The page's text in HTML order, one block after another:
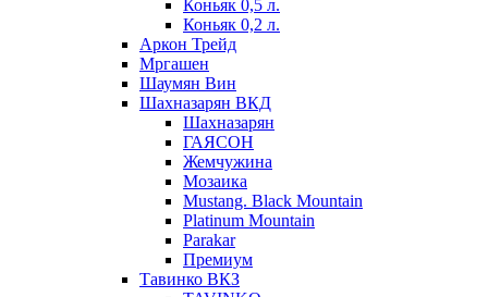
Коньяк 0,5 л.
Коньяк 0,2 л.
Аркон Трейд
Мргашен
Шаумян Вин
Шахназарян ВКД
Шахназарян
ГАЯСОН
Жемчужина
Мозаика
Mustang. Black Mountain
Platinum Mountain
Parakar
Премиум
Тавинко ВКЗ